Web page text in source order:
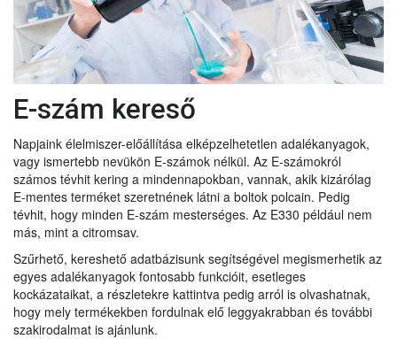
E-szám kereső
Napjaink élelmiszer-előállítása elképzelhetetlen adalékanyagok,
vagy ismertebb nevükön E-számok nélkül. Az E-számokról
számos tévhit kering a mindennapokban, vannak, akik kizárólag
E-mentes terméket szeretnének látni a boltok polcain. Pedig
tévhit, hogy minden E-szám mesterséges. Az E330 például nem
más, mint a citromsav.
Szűrhető, kereshető adatbázisunk segítségével megismerhetik az
egyes adalékanyagok fontosabb funkcióit, esetleges
kockázataikat, a részletekre kattintva pedig arról is olvashatnak,
hogy mely termékekben fordulnak elő leggyakrabban és további
szakirodalmat is ajánlunk.